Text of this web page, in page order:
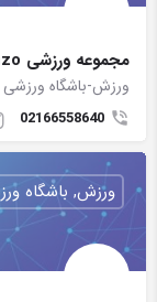
مجموعه ورزشی enzo
ورزش-باشگاه ورزشی
02166558640
ورزش, باشگاه